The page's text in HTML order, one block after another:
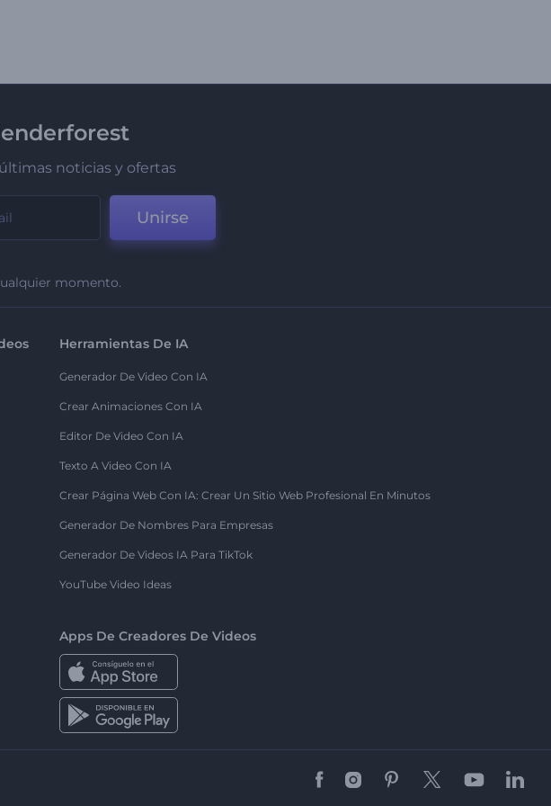
noticias y ofertas
Unirse
momento.
Herramientas De IA
Generador De Video Con IA
Crear Animaciones Con IA
Editor De Video Con IA
Texto A Video Con IA
Crear Página Web Con IA: Crear Un Sitio Web Profesional En Minutos
Generador De Nombres Para Empresas
Generador De Videos IA Para TikTok
YouTube Video Ideas
Apps De Creadores De Videos